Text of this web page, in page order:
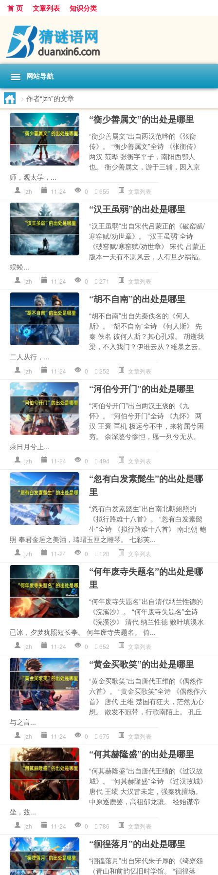
首 页 文章列表 知识分类
网站导航
> 作者“jzh”的文章
“衡少善属文”的出处是哪里
“衡少善属文”出自两汉范晔的《张衡
传》。 “衡少善属文”全诗 《张衡传》
两汉 范晔 张衡字平子，南阳西鄂人
也。 衡少善属文，游于三辅，因入京
师，观太学，...
jzh 11-24 0 655 文章列表
“汉王虽弱”的出处是哪里
“汉王虽弱”出自宋代吕蒙正的《破窑赋/
寒窑赋/劝世章》。 “汉王虽弱”全诗
《破窑赋/寒窑赋/劝世章》 宋代 吕蒙正
版本一天有不测风云，人有旦夕祸福。
蜈蚣...
jzh 11-24 0 271 文章列表
“胡不自南”的出处是哪里
“胡不自南”出自先秦佚名的《何人
斯》。 “胡不自南”全诗 《何人斯》 先
秦 佚名 彼何人斯？其心孔艰。 胡逝我
梁，不入我门？伊谁云从？维暴之云。
二人从行，...
jzh 11-24 0 252 文章列表
“河伯兮开门”的出处是哪里
“河伯兮开门”出自两汉王褒的《九
怀》。 “河伯兮开门”全诗 《九怀》 两
汉 王褒 匡机 极运兮不中，来将屈兮困
穷。 余深愍兮惨怛，愿一列兮无从。
乘日月兮上...
jzh 11-24 0 494 文章列表
“忽有白发素髭生”的出处是哪
里
“忽有白发素髭生”出自南北朝鲍照的
《拟行路难十八首》。 “忽有白发素髭
生”全诗 《拟行路难十八首》 南北朝 鲍
照 奉君金巵之美酒，瑇瑁玉匣之雕琴。 七彩芙...
jzh 11-24 0 120 文章列表
“何年废寺失题名”的出处是哪
里
“何年废寺失题名”出自清代纳兰性德的
《浣溪沙》。 “何年废寺失题名”全诗
《浣溪沙》 清代 纳兰性德 败叶填溪水
已冰，夕梦犹照短长亭。 何年废寺失题名。 倚...
jzh 11-24 0 652 文章列表
“黄金买歌笑”的出处是哪里
“黄金买歌笑”出自唐代王维的《偶然作
六首》。 “黄金买歌笑”全诗 《偶然作六
首》 唐代 王维 楚国有狂夫，茫然无心
想。 散发不冠带，行歌南陌上。 孔丘
与之言...
jzh 11-24 0 675 文章列表
“何其赫隆盛”的出处是哪里
“何其赫隆盛”出自唐代王绩的《过汉故
城》。 “何其赫隆盛”全诗 《过汉故城》
唐代 王绩 大汉昔未定，强秦犹擅场。
中原逐鹿罢，高祖郁龙骧。 经始谋帝
坐，兹...
jzh 11-24 0 786 文章列表
“徊徨落月”的出处是哪里
“徊徨落月”出自宋代朱子厚的《绮寮怨
（青山和前韵忆旧时学馆。 “徊徨落